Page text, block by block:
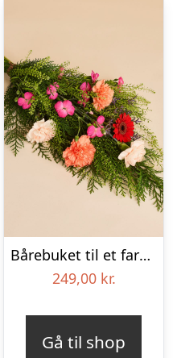
Bårebuket til et farverigt minde
249,00 kr.
Gå til shop